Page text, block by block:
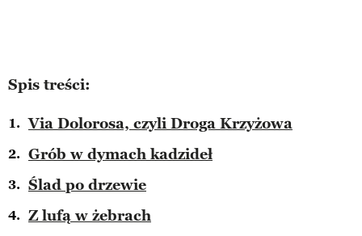
Spis treści:
Via Dolorosa, czyli Droga Krzyżowa
Grób w dymach kadzideł
Ślad po drzewie
Z lufą w żebrach